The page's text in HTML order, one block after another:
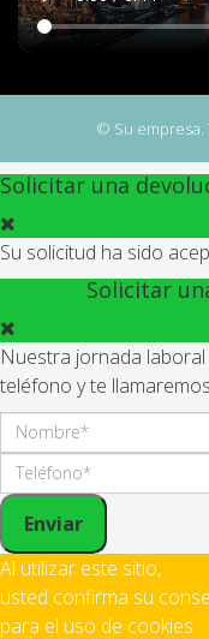
© Su
Solicitar una
Su solicitud ha sido
Solicitar
Nuestra jornada
teléfono y te
Enviar
Al utilizar este sitio,
usted confirma su
para el uso de cookies.